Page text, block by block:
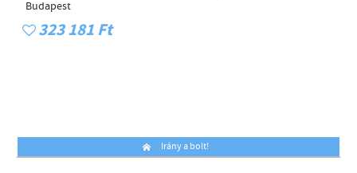
Budapest
323 181 Ft
Irány a bolt!